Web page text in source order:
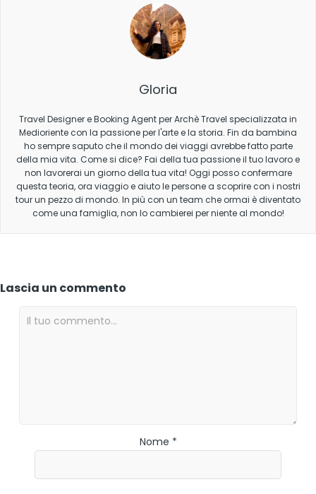
Gloria
Travel Designer e Booking Agent per Archè Travel specializzata in
Medioriente con la passione per l'arte e la storia. Fin da bambina
ho sempre saputo che il mondo dei viaggi avrebbe fatto parte
della mia vita. Come si dice? Fai della tua passione il tuo lavoro e
non lavorerai un giorno della tua vita! Oggi posso confermare
questa teoria, ora viaggio e aiuto le persone a scoprire con i nostri
tour un pezzo di mondo. In più con un team che ormai è diventato
come una famiglia, non lo cambierei per niente al mondo!
Lascia un commento
Nome *